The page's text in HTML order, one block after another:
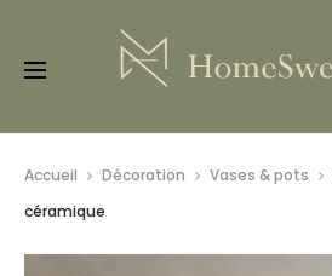
Accueil Décoration Vases & pots
céramique